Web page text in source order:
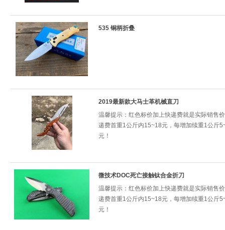
535 铜柄折叠
2019最新款大马士革机械直刀
温馨提示：红色标价加上快递费就是实际销售
递费首重1公斤内15~18元，每增加续重1公斤
元！
微技术DOC死亡接触钛合金折刀
温馨提示：红色标价加上快递费就是实际销售
递费首重1公斤内15~18元，每增加续重1公斤
元！